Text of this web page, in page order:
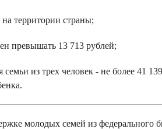
территории страны;
превышать 13 713 рублей;
из трех человек - не более 41
молодых семей из федерального